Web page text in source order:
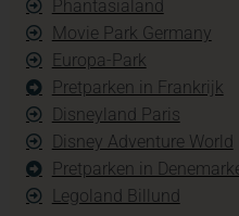
Phantasialand
Movie Park Germany
Europa-Park
Pretparken in Frankrijk
Disneyland Paris
Disney Adventure World
Pretparken in
Legoland Billund